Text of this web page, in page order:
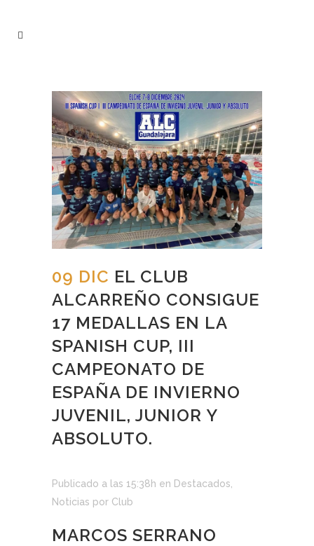
09 DIC EL CLUB
ALCARREÑO CONSIGUE
17 MEDALLAS EN LA
SPANISH CUP, III
CAMPEONATO DE
ESPAÑA DE INVIERNO
JUVENIL, JUNIOR Y
ABSOLUTO.
Publicado a las 15:38h en Destacados
Noticias por Club
MARCOS SERRANO